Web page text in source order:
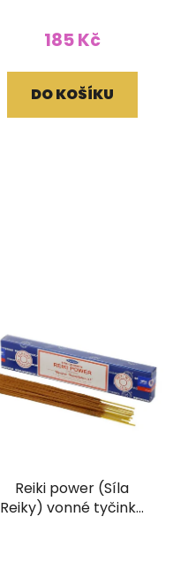
185 Kč
DO KOŠÍKU
Reiki power (Síla
Reiky) vonné tyčinky